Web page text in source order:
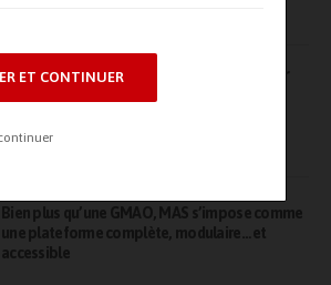
ET CONTINUER
du mur : l’ultrason, levier
oublié
Bien plus qu’une GMAO, MAS s’impose comme
une plateforme complète, modulaire… et
accessible